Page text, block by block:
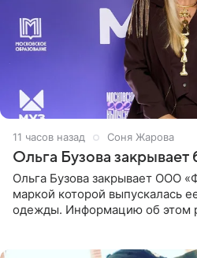
11 часов назад Соня Жарова
Ольга Бузова закрывает
Ольга Бузова закрывает ООО
маркой которой выпускалась
одежды. Информацию об этом